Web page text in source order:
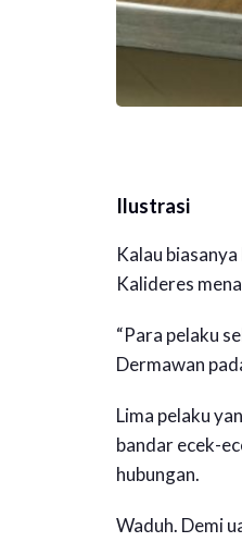
Ilustrasi
Kalau
Kalideres
“Para pelaku
Dermawan
Lima pelaku
bandar ecek-
hubungan.
Waduh. Demi